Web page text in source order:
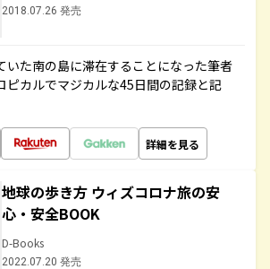
2018.07.26 発売
いた南の島に滞在することになった筆者
ピカルでマジカルな45日間の記録と記
詳細を見る
地球の歩き方 ウィズコロナ旅の安
心・安全BOOK
D-Books
2022.07.20 発売